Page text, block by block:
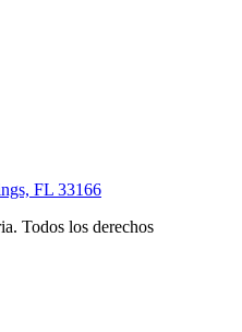
FL 33166
Todos los derechos